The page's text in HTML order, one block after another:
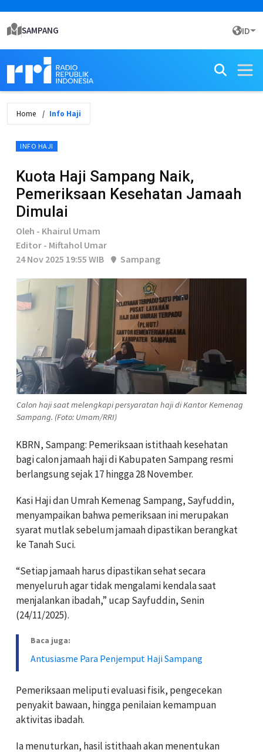
SAMPANG ID
Home Info Haji
INFO HAJI
Kuota Haji Sampang Naik,
Pemeriksaan Kesehatan Jamaah
Dimulai
Oleh - Khairul Umam
Editor - Miftahol Umar
24 Nov 2025 19:55 WIB
Sampang
Calon haji saat melengkapi persyaratan haji di Kantor Kemenag
Sampang. (Foto: Umam/RRI)
KBRN, Sampang: Pemeriksaan istithaah kesehatan
bagi calon jamaah haji di Kabupaten Sampang resmi
berlangsung sejak 17 hingga 28 November.
Kasi Haji dan Umrah Kemenag Sampang, Sayfuddin,
menyampaikan bahwa pemeriksaan ini merupakan
syarat mutlak sebelum jamaah dipastikan berangkat
ke Tanah Suci.
“Setiap jamaah harus dipastikan sehat secara
menyeluruh agar tidak mengalami kendala saat
menjalankan ibadah,” ucap Sayfuddin, Senin
(24/11/2025).
Baca juga:
Antusiasme Para Penjemput Haji Sampang
Pemeriksaan meliputi evaluasi fisik, pengecekan
penyakit bawaan, hingga penilaian kemampuan
aktivitas ibadah.
Ia menuturkan, hasil istithaah akan menentukan